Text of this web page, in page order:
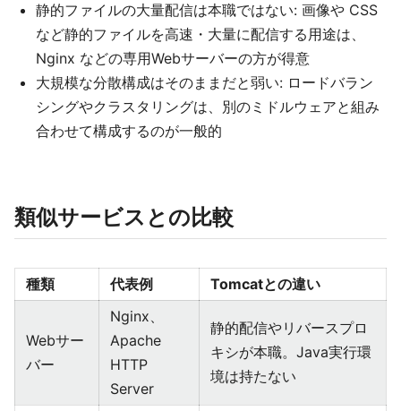
静的ファイルの大量配信は本職ではない: 画像や CSS
など静的ファイルを高速・大量に配信する用途は、
Nginx などの専用Webサーバーの方が得意
大規模な分散構成はそのままだと弱い: ロードバラン
シングやクラスタリングは、別のミドルウェアと組み
合わせて構成するのが一般的
類似サービスとの比較
種類 代表例 Tomcatとの違い
Webサー
バー
Nginx、
Apache
HTTP
Server
静的配信やリバースプロ
キシが本職。Java実行環
境は持たない